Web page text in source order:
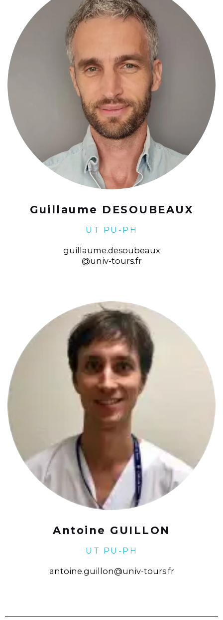
Guillaume DESOUBEAUX
UT PU-PH
guillaume.desoubeaux
@univ-tours.fr
Antoine GUILLON
UT PU-PH
antoine.guillon@univ-tours.fr